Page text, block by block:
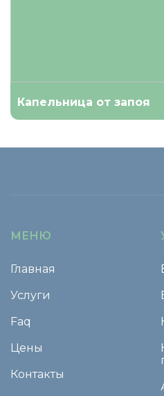
Капельница от запоя
МЕНЮ
Главная
Услуги
Faq
Цены
Контакты